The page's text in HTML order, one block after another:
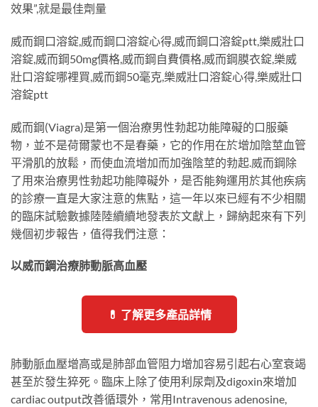
效果”,就是最佳劑量
威而鋼口溶錠,威而鋼口溶錠心得,威而鋼口溶錠ptt,樂威壯口
溶錠,威而鋼50mg價格,威而鋼自費價格,威而鋼膜衣錠,樂威
壯口溶錠哪裡買,威而鋼50毫克,樂威壯口溶錠心得,樂威壯口
溶錠ptt
威而鋼(Viagra)是第一個治療男性勃起功能障礙的口服藥
物，並不是荷爾蒙也不是春藥，它的作用在於增加陰莖血管
平滑肌的放鬆，而使血流增加而加強陰莖的勃起.威而鋼除
了用來治療男性勃起功能障礙外，是否能夠運用於其他疾病
的診療一直是大家注意的焦點，這一年以來已經有不少相關
的臨床試驗數據陸陸續續地發表於文獻上，歸納起來有下列
幾個初步報告，值得我們注意：
以威而鋼治療肺動脈高血壓
💊 了解更多產品詳情
肺動脈血壓增高或是肺部血管阻力增加容易引起右心室衰竭
甚至於發生猝死。臨床上除了使用利尿劑及digoxin來增加
cardiac output改善循環外，常用Intravenous adenosine,